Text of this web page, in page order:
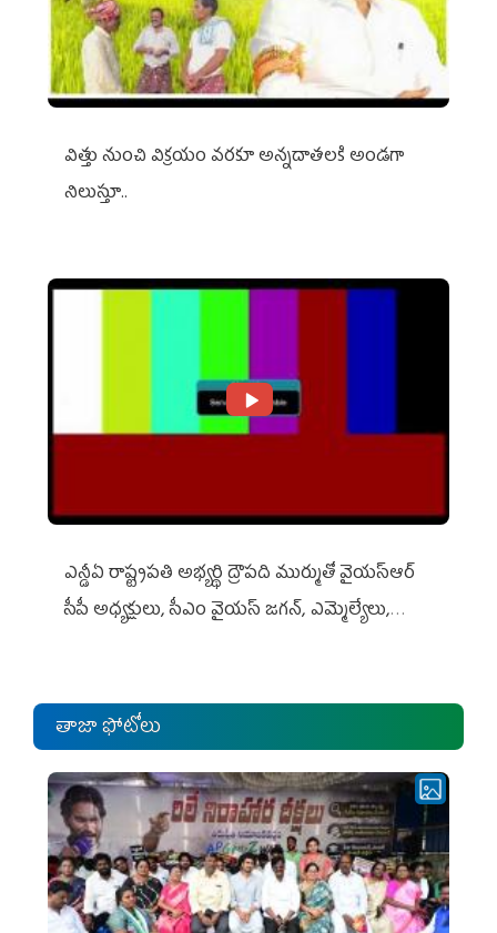
విత్తు నుంచి విక్రయం వరకూ అన్నదాతలకి అండగా
నిలుస్తూ..
ఎన్డీఏ రాష్ట్ర‌ప‌తి అభ్య‌ర్థి ద్రౌప‌ది ముర్ముతో వైయ‌స్ఆర్
సీపీ అధ్య‌క్షులు, సీఎం వైయ‌స్ జ‌గ‌న్, ఎమ్మెల్యేలు,
తాజా ఫోటోలు